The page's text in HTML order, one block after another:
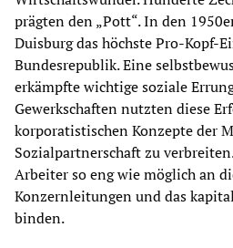
prägten den „Pott“. In den
Duisburg das höchste Pro-Kopf-
Bundesrepublik. Eine
erkämpfte wichtige soziale
Gewerkschaften nutzten diese
korporatistischen Konzepte der
Sozialpartnerschaft zu
Arbeiter so eng wie möglich an
Konzernleitungen und das
binden.